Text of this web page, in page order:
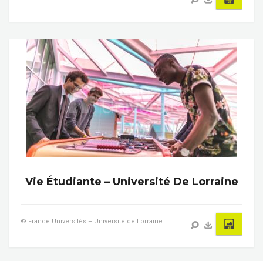
Vie Étudiante – Université De Lorraine
© France Universités – Université de Lorraine